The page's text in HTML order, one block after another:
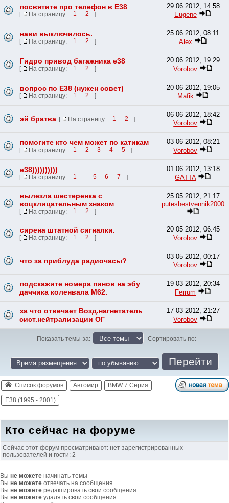
посвятите про телефон в Е38
[ На страницу: 1 2 ]
29 06 2012, 14:58
Eugene
нави выключилось.
[ На страницу: 1 2 ]
25 06 2012, 08:11
Alex
Гидро привод багажника е38
[ На страницу: 1 2 ]
20 06 2012, 19:29
Vorobov
вопрос по Е38 (нужен совет)
[ На страницу: 1 2 ]
20 06 2012, 19:05
Mafik
эй братва [ На страницу: 1 2 ]
06 06 2012, 18:42
Vorobov
помогите кто чем может по катикам
[ На страницу: 1 2 3 4 5 ]
03 06 2012, 08:21
Vorobov
е38))))))))))
[ На страницу: 1 5 6 7 ]
01 06 2012, 13:18
GATTA
вылезла шестеренка с
воцклицательным знаком
[ На страницу: 1 2 ]
25 05 2012, 21:17
puteshestvennik2000
сирена штатной сигналки.
[ На страницу: 1 2 ]
20 05 2012, 06:45
Vorobov
что за приблуда радиочасы?
03 05 2012, 00:17
Vorobov
подскажите номера пинов на эбу
даччика коленвала М62.
19 03 2012, 20:34
Ferrum
за что отвечает Возд.нагнетатель
сист.нейтрализации ОГ
17 03 2012, 21:27
Vorobov
Показать темы за: Сортировать по:
Список форумов Автомир BMW 7 Серия
E38 (1995 - 2001)
Кто сейчас на форуме
Сейчас этот форум просматривают: нет зарегистрированных
пользователей и гости: 2
Вы не можете начинать темы
Вы не можете отвечать на сообщения
Вы не можете редактировать свои сообщения
Вы не можете удалять свои сообщения